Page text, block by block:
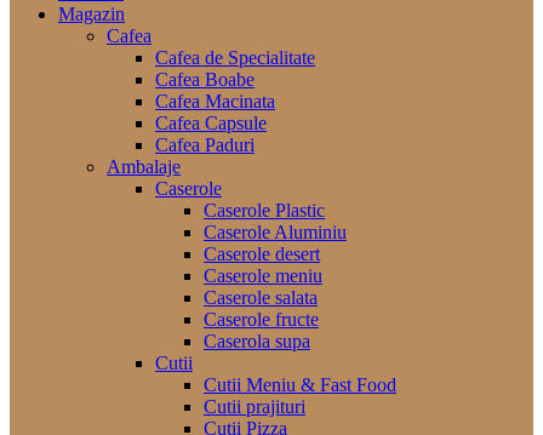
Magazin
Cafea
Cafea de Specialitate
Cafea Boabe
Cafea Macinata
Cafea Capsule
Cafea Paduri
Ambalaje
Caserole
Caserole Plastic
Caserole Aluminiu
Caserole desert
Caserole meniu
Caserole salata
Caserole fructe
Caserola supa
Cutii
Cutii Meniu & Fast Food
Cutii prajituri
Cutii Pizza